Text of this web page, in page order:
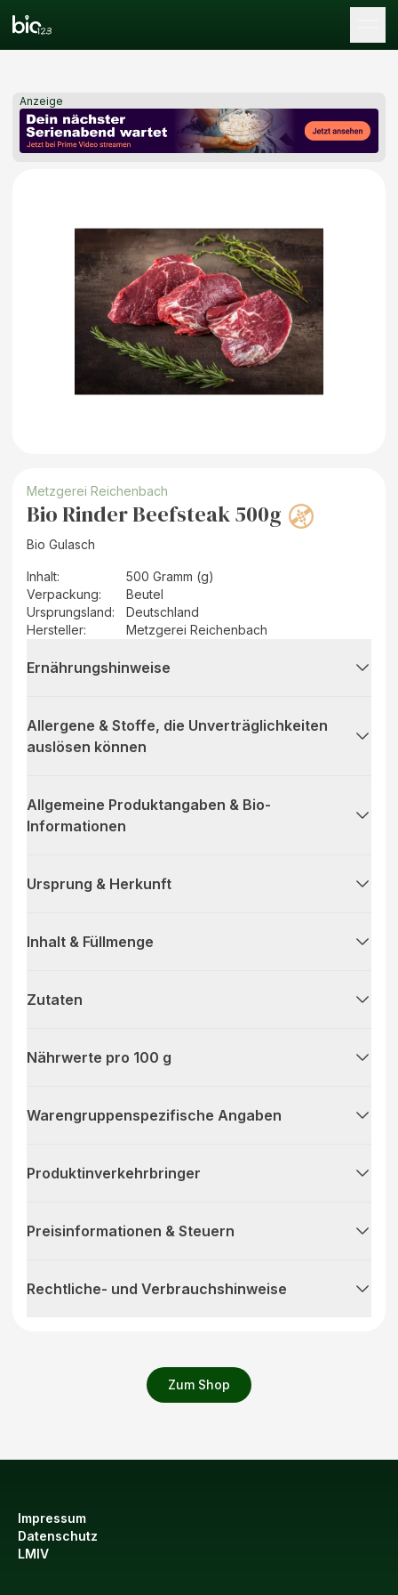
Anzeige
Zum Shop
Metzgerei Reichenbach
Bio Rinder Beefsteak 500g
Bio Gulasch
Inhalt:
500 Gramm (g)
Verpackung:
Beutel
Ursprungsland:
Deutschland
Hersteller: Metzgerei Reichenbach
Ernährungshinweise
Allergene & Stoffe, die Unverträglichkeiten
auslösen können
Allgemeine Produktangaben & Bio-
Informationen
Ursprung & Herkunft
Inhalt & Füllmenge
Zutaten
Nährwerte pro 100 g
Warengruppenspezifische Angaben
Produktinverkehrbringer
Preisinformationen & Steuern
Rechtliche- und Verbrauchshinweise
Impressum
Datenschutz
LMIV